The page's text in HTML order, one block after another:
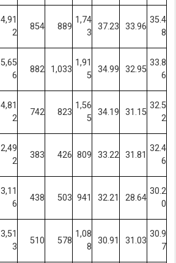
4,91
2
854 889
1,74
3
37.23 33.96
35.4
8
5,65
6
882 1,033
1,91
5
34.99 32.95
33.8
6
4,81
2
742 823
1,56
5
34.19 31.15
32.5
2
2,49
2
383 426 809 33.22 31.81
32.4
6
3,11
6
438 503 941 32.21 28.64
30.2
0
3,51
3
510 578
1,08
8
30.91 31.03
30.9
7